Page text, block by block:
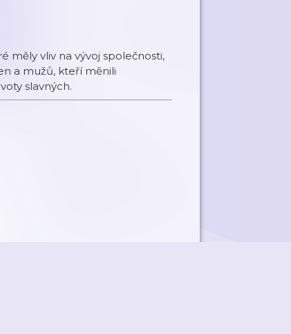
měly vliv na vývoj společnosti,
a mužů, kteří měnili
slavných.